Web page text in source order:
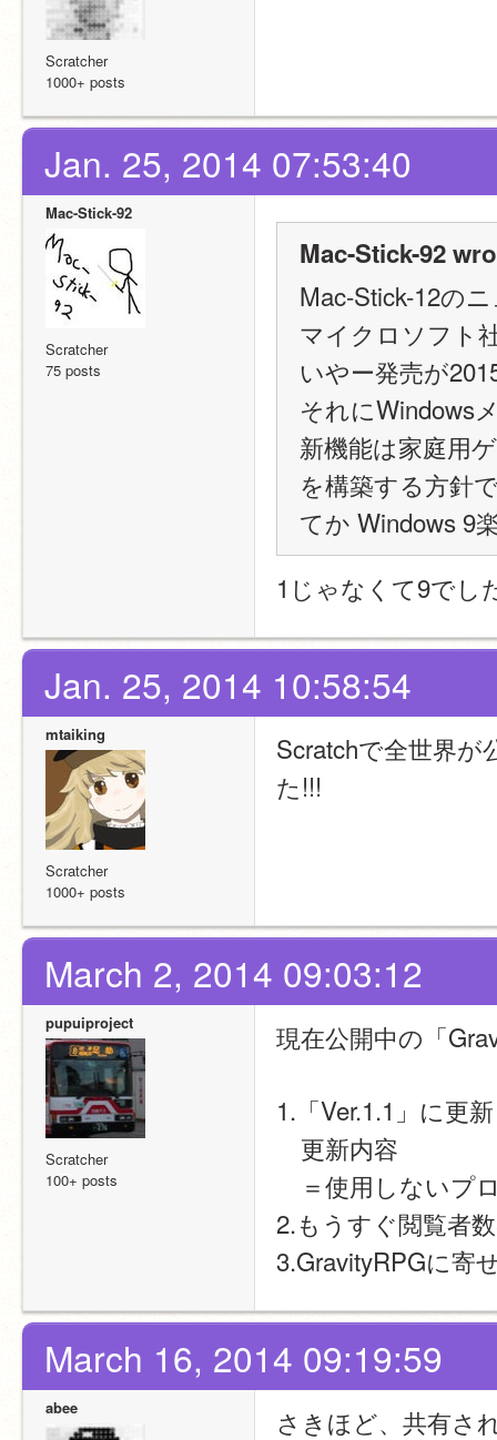
Scratcher
1000+ posts
Jan. 25, 2014 07:53:40
Mac-Stick-92
Scratcher
75 posts
Mac-Stick-92
Mac-Stick-12の
マイクロソフト
いやー発売が
それにWindows
新機能は家庭用
を構築する方針
てか Windows 9
1じゃなくて9でし
Jan. 25, 2014 10:58:54
mtaiking
Scratcher
1000+ posts
Scratchで全世界
た!!!
March 2, 2014 09:03:12
pupuiproject
Scratcher
100+ posts
現在公開中の「
1.「Ver.1.1」に更新
更新内容
＝使用しないプ
2.もうすぐ閲覧者
3.GravityRPGに寄
March 16, 2014 09:19:59
abee
さきほど、共有さ